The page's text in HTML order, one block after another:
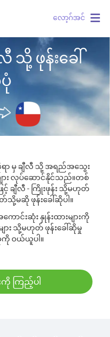
လော့ဂ်အင်
သို့ ဖုန်းခေါ်
ရာ မှ ချီလီ သို့ အရည်အသွေး
ျား လုပ်ဆောင်နိုင်သည်။တစ်
င့် ချီလီ - ကြိုးဖုန်း သို့မဟုတ်
မဆို ဖုန်းခေါ်ဆိုပါ။
င်းဆုံး နှုန်းထားများကို
ား သို့မဟုတ် ဖုန်းခေါ်ဆိုမှု
ဝယ်ယူပါ။
ကို ကြည့်ပါ